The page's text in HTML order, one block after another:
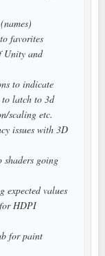
favorites
Unity and
to indicate
to latch to 3d
scaling etc.
issues with 3D
shaders going
expected values
HDPI
for paint